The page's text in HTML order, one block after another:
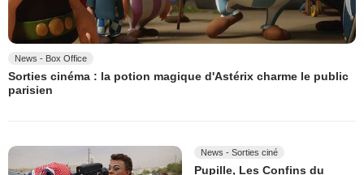
News - Box Office
Sorties cinéma : la potion magique d'Astérix charme le public
parisien
News - Sorties ciné
Pupille, Les Confins du